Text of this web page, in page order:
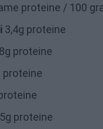
proteine / 100
3,4g proteine
proteine
proteine
proteine